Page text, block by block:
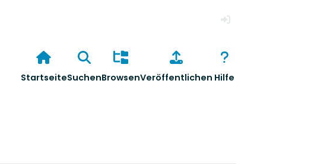
StartseiteSuchenBrowsenVeröffentlichen Hilfe